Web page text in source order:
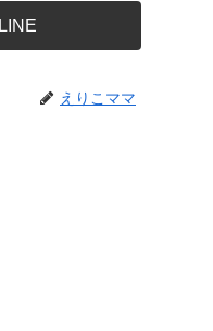
LINE
えりこママ